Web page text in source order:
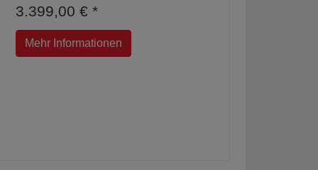
3.399,00 € *
Mehr Informationen